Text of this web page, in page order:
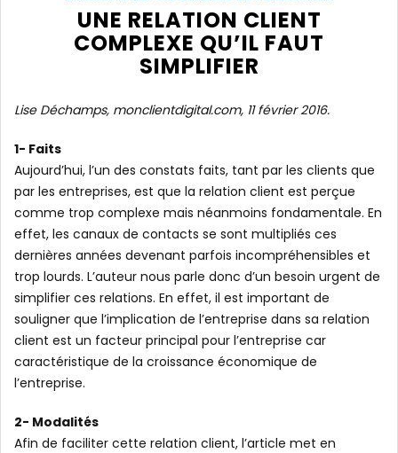
UNE RELATION CLIENT
COMPLEXE QU’IL FAUT
SIMPLIFIER
Lise Déchamps, monclientdigital.com, 11 février 2016.
1- Faits
Aujourd’hui, l’un des constats faits, tant par les clients que
par les entreprises, est que la relation client est perçue
comme trop complexe mais néanmoins fondamentale. En
effet, les canaux de contacts se sont multipliés ces
dernières années devenant parfois incompréhensibles et
trop lourds. L’auteur nous parle donc d’un besoin urgent de
simplifier ces relations. En effet, il est important de
souligner que l’implication de l’entreprise dans sa relation
client est un facteur principal pour l’entreprise car
caractéristique de la croissance économique de
l’entreprise.
2- Modalités
Afin de faciliter cette relation client, l’article met en